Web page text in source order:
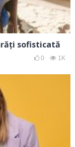
sofisticată
0 1K